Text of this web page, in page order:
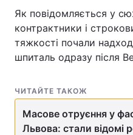
Як повідомляється у
контрактники і
тяжкості почали
шпиталь одразу після
ЧИТАЙТЕ ТАКОЖ
Масове отруєння у
Львова: стали відомі